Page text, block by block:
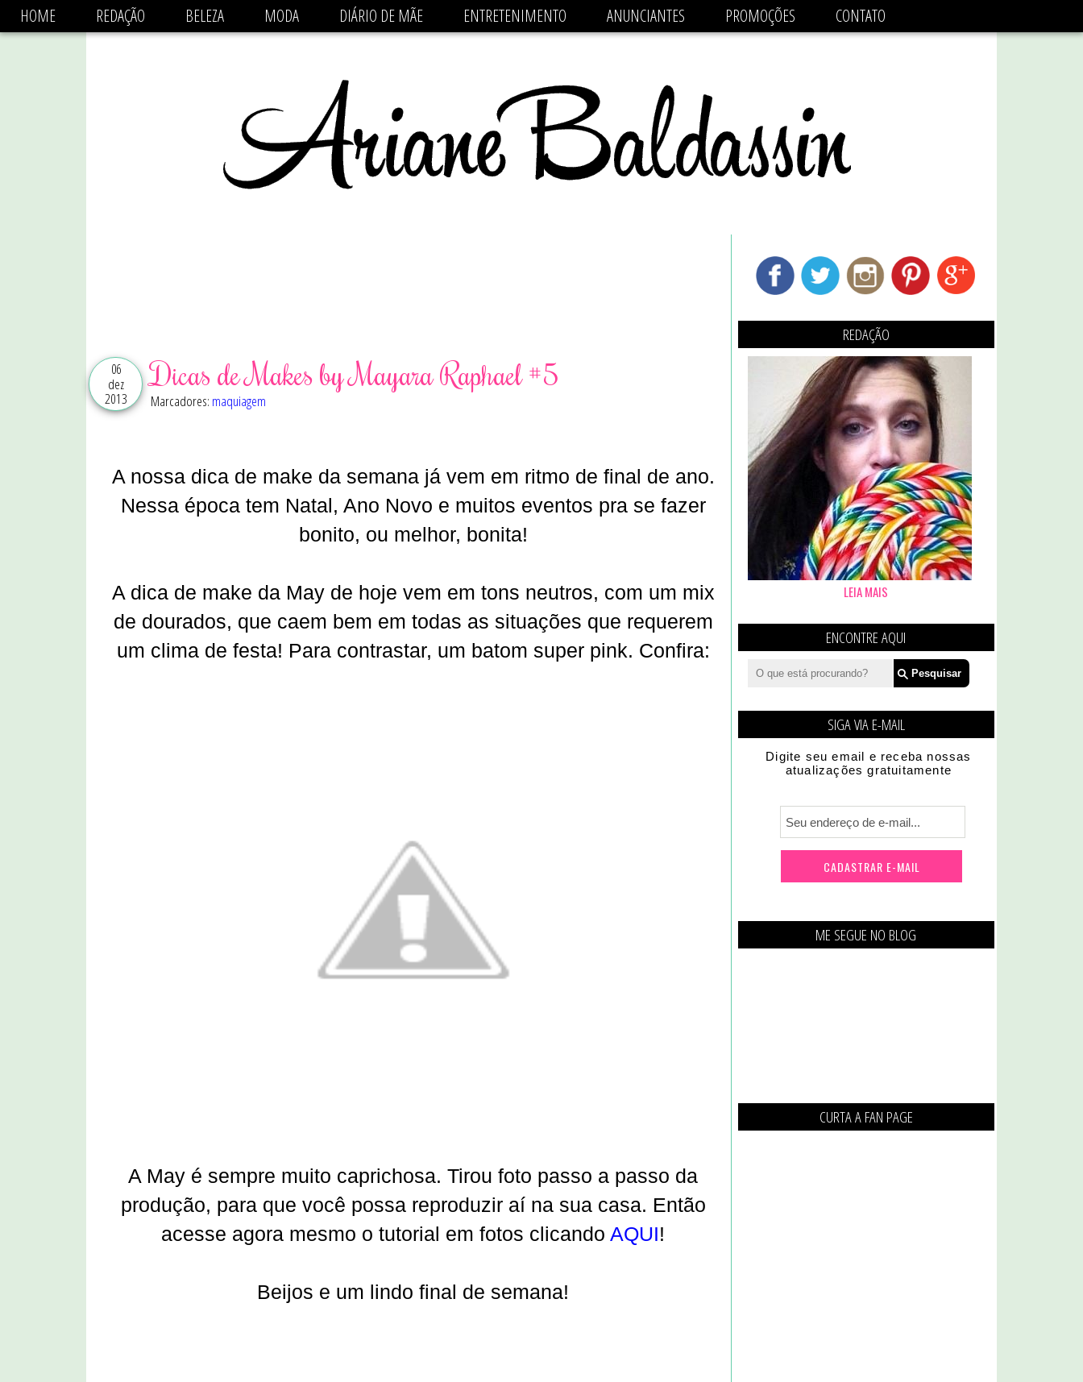
async='async' data-ad-client='ca-pub-1470782825684808' src='https://pagead2.googlesyndication.com/pagead/js/adsbygoogle.js'/>
HOME REDAÇÃO BELEZA MODA DIÁRIO DE MÃE ENTRETENIMENTO ANUNCIANTES PROMOÇÕES CONTATO
06
dez
2013
Dicas de Makes by Mayara Raphael #5
Marcadores: maquiagem
A nossa dica de make da semana já vem em ritmo de final de ano.
Nessa época tem Natal, Ano Novo e muitos eventos pra se fazer
bonito, ou melhor, bonita!
A dica de make da May de hoje vem em tons neutros, com um mix
de dourados, que caem bem em todas as situações que requerem
um clima de festa! Para contrastar, um batom super pink. Confira:
A May é sempre muito caprichosa. Tirou foto passo a passo da
produção, para que você possa reproduzir aí na sua casa. Então
acesse agora mesmo o tutorial em fotos clicando AQUI!
Beijos e um lindo final de semana!
REDAÇÃO
LEIA MAIS
ENCONTRE AQUI
SIGA VIA E-MAIL
Digite seu email e receba nossas
atualizações gratuitamente
ME SEGUE NO BLOG
CURTA A FAN PAGE